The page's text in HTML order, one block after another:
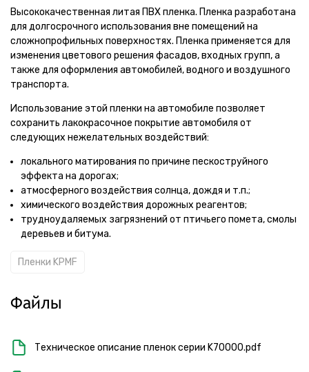
Высококачественная литая ПВХ пленка. Пленка разработана
для долгосрочного использования вне помещений на
сложнопрофильных поверхностях. Пленка применяется для
изменения цветового решения фасадов, входных групп, а
также для оформления автомобилей, водного и воздушного
транспорта.
Использование этой пленки на автомобиле позволяет
сохранить лакокрасочное покрытие автомобиля от
следующих нежелательных воздействий:
локального матирования по причине пескоструйного
эффекта на дорогах;
атмосферного воздействия солнца, дождя и т.п.;
химического воздействия дорожных реагентов;
трудноудаляемых загрязнений от птичьего помета, смолы
деревьев и битума.
Пленки KPMF
Файлы
Техническое описание пленок серии K70000.pdf